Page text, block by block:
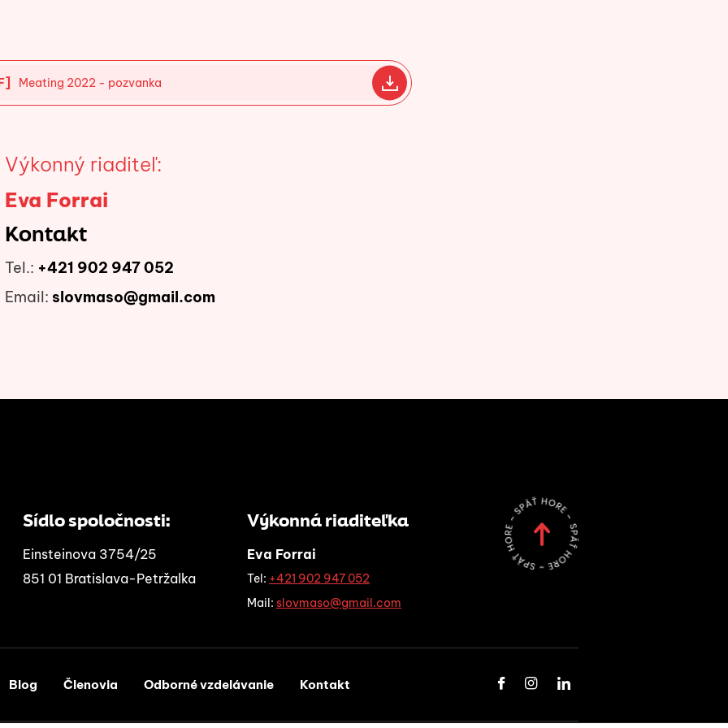
Meating 2022 - pozvanka
Výkonný riaditeľ:
Eva Forrai
Kontakt
Tel.: +421 902 947 052
Email: slovmaso@gmail.com
Sídlo spoločnosti:
Einsteinova 3754/25
851 01 Bratislava-Petržalka
Výkonná riaditeľka
Eva Forrai
Tel: +421 902 947 052
Mail: slovmaso@gmail.com
Blog Členovia Odborné vzdelávanie Kontakt